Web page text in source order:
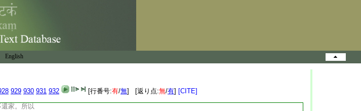
English
929 930 931 932 [行番号:有/無] [返り点:無/有] [CITE]
爲盜。私自念
童子。遙見
歸家也。時
聖子輩。我今
威徳。有大力
。以是因縁。
吐此物。我
此物。何以
家。況我今
去
家。所以